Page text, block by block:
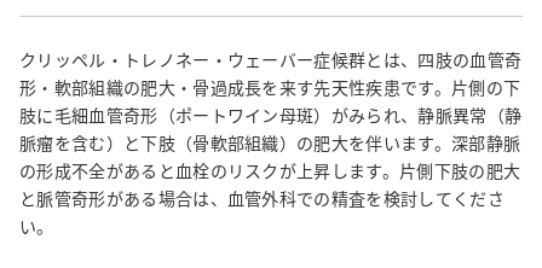
クリッペル・トレノネー・ウェーバー症候群とは、四肢の血管奇
形・軟部組織の肥大・骨過成長を来す先天性疾患です。片側の下
肢に毛細血管奇形（ポートワイン母斑）がみられ、静脈異常（静
脈瘤を含む）と下肢（骨軟部組織）の肥大を伴います。深部静脈
の形成不全があると血栓のリスクが上昇します。片側下肢の肥大
と脈管奇形がある場合は、血管外科での精査を検討してくださ
い。